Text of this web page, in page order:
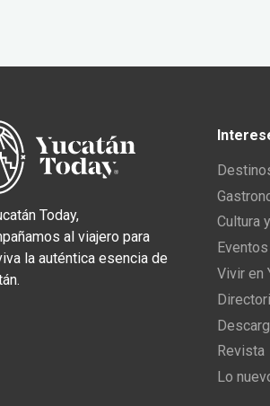
Today,
al viajero para
la auténtica esencia de
Cultura
Vivir en
Revista
Lo